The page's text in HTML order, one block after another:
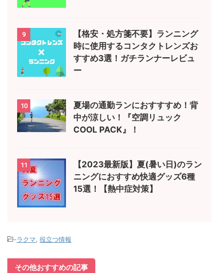
9
【格安・処方箋不要】ランニング
時に使用するコンタクトレンズお
すすめ3選！ガチランナーレビュ
ー
10
夏場の通勤ランにおすすすめ！背
中が涼しい！『空調リュック
COOL PACK』！
11
【2023最新版】夏(暑い日)のラン
ニングにおすすめ快適グッズ6種
15選！【熱中症対策】
-ラクマ 役立つ情報
その他おすすめの記事